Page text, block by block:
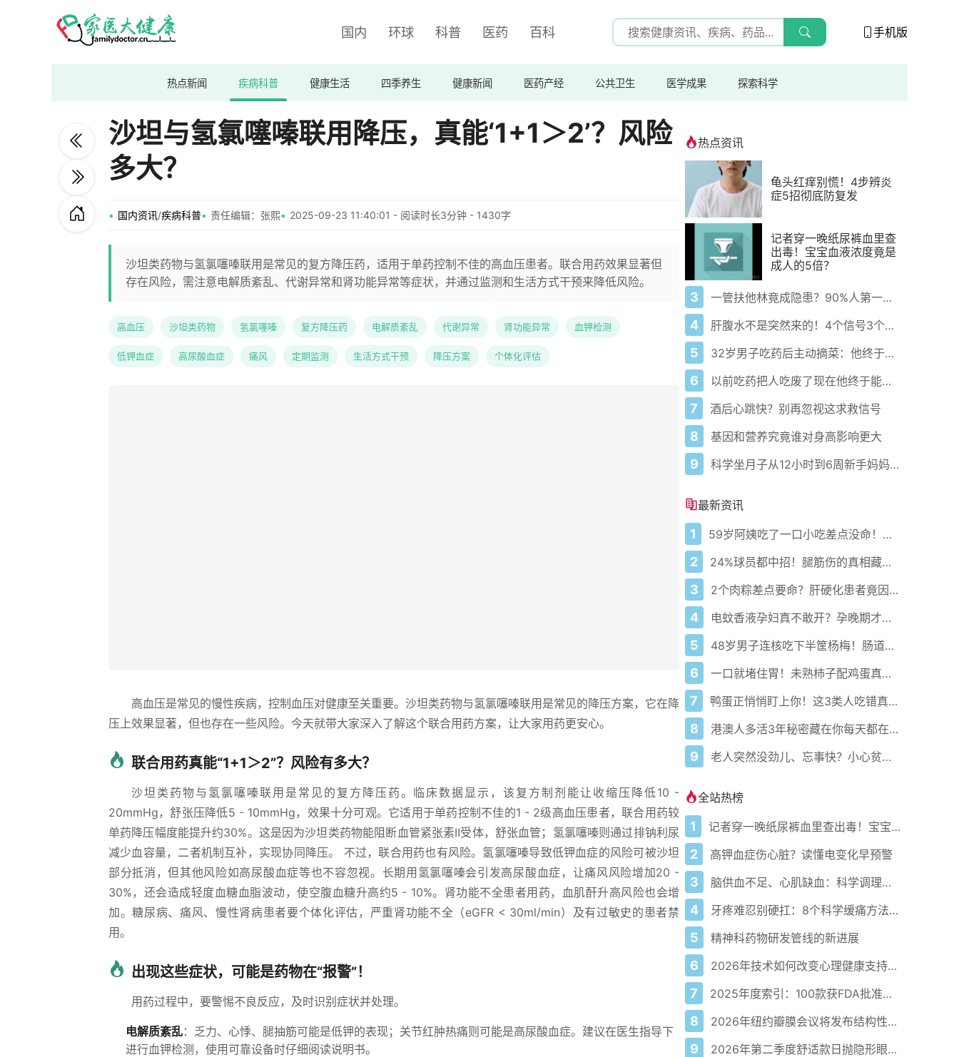
国内 环球 科普 医药 百科 手机版
热点新闻 疾病科普 健康生活 四季养生 健康新闻 医药产经 公共卫生 医学成果 探索科学
沙坦与氢氯噻嗪联用降压，真能‘1+1＞2’？风险
多大？
国内资讯/疾病科普 责任编辑：张熙 2025-09-23 11:40:01 - 阅读时长3分钟 - 1430字
沙坦类药物与氢氯噻嗪联用是常见的复方降压药，适用于单药控制不佳的高血压患者。联合用药效果显著但
存在风险，需注意电解质紊乱、代谢异常和肾功能异常等症状，并通过监测和生活方式干预来降低风险。
高血压 沙坦类药物 氢氯噻嗪 复方降压药 电解质紊乱 代谢异常 肾功能异常 血钾检测
低钾血症 高尿酸血症 痛风 定期监测 生活方式干预 降压方案 个体化评估
高血压是常见的慢性疾病，控制血压对健康至关重要。沙坦类药物与氢氯噻嗪联用是常见的降压方案，它在降
压上效果显著，但也存在一些风险。今天就带大家深入了解这个联合用药方案，让大家用药更安心。
联合用药真能“1+1＞2”？风险有多大？
沙坦类药物与氢氯噻嗪联用是常见的复方降压药。临床数据显示，该复方制剂能让收缩压降低10 -
20mmHg，舒张压降低5 - 10mmHg，效果十分可观。它适用于单药控制不佳的1 - 2级高血压患者，联合用药较
单药降压幅度能提升约30%。这是因为沙坦类药物能阻断血管紧张素Ⅱ受体，舒张血管；氢氯噻嗪则通过排钠利尿
减少血容量，二者机制互补，实现协同降压。 不过，联合用药也有风险。氢氯噻嗪导致低钾血症的风险可被沙坦
部分抵消，但其他风险如高尿酸血症等也不容忽视。长期用氢氯噻嗪会引发高尿酸血症，让痛风风险增加20 -
30%，还会造成轻度血糖血脂波动，使空腹血糖升高约5 - 10%。肾功能不全患者用药，血肌酐升高风险也会增
加。糖尿病、痛风、慢性肾病患者要个体化评估，严重肾功能不全（eGFR < 30ml/min）及有过敏史的患者禁
用。
出现这些症状，可能是药物在“报警”！
用药过程中，要警惕不良反应，及时识别症状并处理。
电解质紊乱：乏力、心悸、腿抽筋可能是低钾的表现；关节红肿热痛则可能是高尿酸血症。建议在医生指导下
进行血钾检测，使用可靠设备时仔细阅读说明书。
热点资讯
龟头红痒别慌！4步辨炎
症5招彻底防复发
记者穿一晚纸尿裤血里查
出毒！宝宝血液浓度竟是
成人的5倍？
3 一管扶他林竟成隐患？90%人第一步就错了！
4 肝腹水不是突然来的！4个信号3个管理要点别等肚子鼓起来
5 32岁男子吃药后主动摘菜：他终于活过来了？
6 以前吃药把人吃废了现在他终于能好起来了
7 酒后心跳快？别再忽视这求救信号
8 基因和营养究竟谁对身高影响更大
9 科学坐月子从12小时到6周新手妈妈必藏护理攻略
最新资讯
1 59岁阿姨吃了一口小吃差点没命！甲型副伤寒到底有多凶？
2 24%球员都中招！腿筋伤的真相藏在这
3 2个肉粽差点要命？肝硬化患者竟因这口端午美食险丧命千万当心
4 电蚊香液孕妇真不敢开？孕晚期才懂的防蚊安全红线！
5 48岁男子连核吃下半筐杨梅！肠道被堵得严严实实，他最后咋脱险的？
6 一口就堵住胃！未熟柿子配鸡蛋真会得胃石症？医生紧急提醒
7 鸭蛋正悄悄盯上你！这3类人吃错真会出大事？
8 港澳人多活3年秘密藏在你每天都在做的事里！
9 老人突然没劲儿、忘事快？小心贫血悄悄偷走力气和记性！真不是老了
全站热榜
1 记者穿一晚纸尿裤血里查出毒！宝宝血液浓度竟是成人的5倍？
2 高钾血症伤心脏？读懂电变化早预警
3 脑供血不足、心肌缺血：科学调理全攻略
4 牙疼难忍别硬扛：8个科学缓痛方法收好
5 精神科药物研发管线的新进展
6 2026年技术如何改变心理健康支持的获取方式
7 2025年度索引：100款获FDA批准的AI驱动医疗设备
8 2026年纽约瓣膜会议将发布结构性心脏病最新研究成果
9 2026年第二季度舒适款日抛隐形眼镜推荐，优瞳主打长效佩戴体验